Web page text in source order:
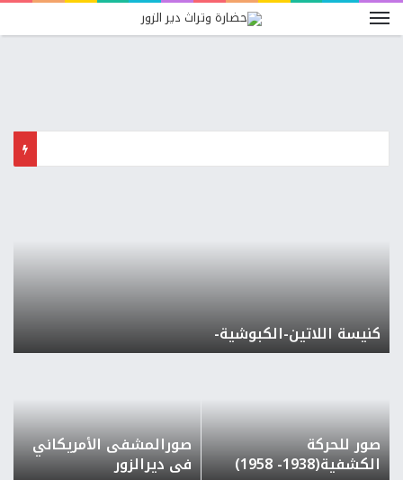
كنيسة اللاتين-الكبوشية-
صورالمشفى الأمريكاني
في ديرالزور
صور للحركة
الكشفية(1938- 1958)